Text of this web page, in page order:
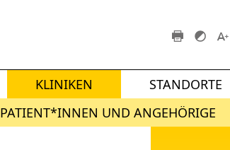
KLINIKEN STANDORTE
PATIENT*INNEN UND ANGEHÖRIGE